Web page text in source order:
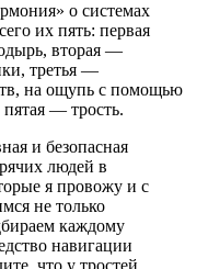
о системах
их пять: первая
вторая —
третья —
на ощупь с помощью
— трость.
и безопасная
людей в
я провожу и с
не только
каждому
навигации